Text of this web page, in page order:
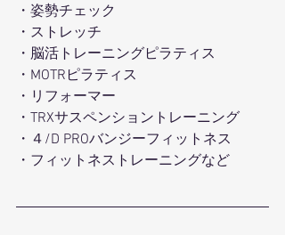
・姿勢チェック
・ストレッチ
・脳活トレーニングピラティス
・MOTRピラティス
・リフォーマー
・TRXサスペンショントレーニング
・４/D PROバンジーフィットネス
・フィットネストレーニングなど